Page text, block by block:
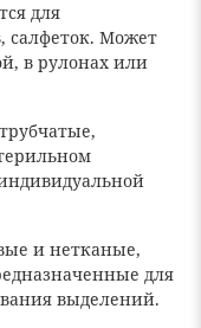
для
салфеток. Может
в рулонах или
и нетканые,
для
выделений.